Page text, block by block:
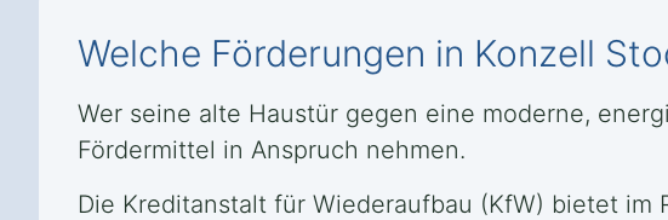
Welche Förderungen in Konzell
Wer seine alte Haustür gegen eine moderne,
Fördermittel in Anspruch nehmen.
Die Kreditanstalt für Wiederaufbau (KfW) bietet im